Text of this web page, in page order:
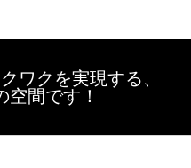
ワクを実現する、
空間です！